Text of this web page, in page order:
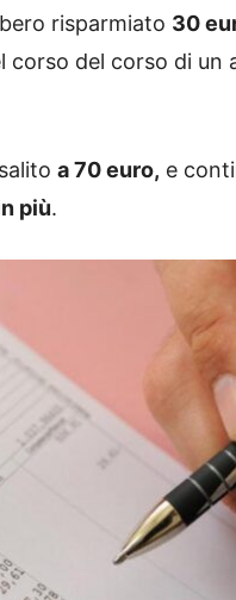
risparmiato 30
del corso di un
a 70 euro, e
più.